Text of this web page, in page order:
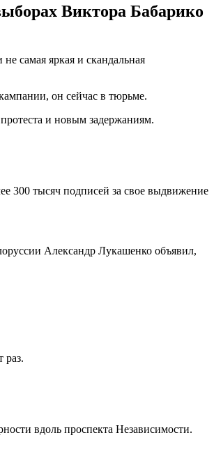
Виктора Бабарико
самая яркая и скандальная
он сейчас в тюрьме.
и новым задержаниям.
300 тысяч подписей за свое выдвижение
Александр Лукашенко объявил,
раз.
вдоль проспекта Независимости.